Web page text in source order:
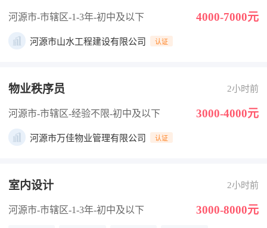
河源市-市辖区-1-3年-初中及以下 4000-7000元
河源市山水工程建设有限公司 认证
物业秩序员 2小时前
河源市-市辖区-经验不限-初中及以下 3000-4000元
河源市万佳物业管理有限公司 认证
室内设计 2小时前
河源市-市辖区-1-3年-初中及以下 3000-8000元